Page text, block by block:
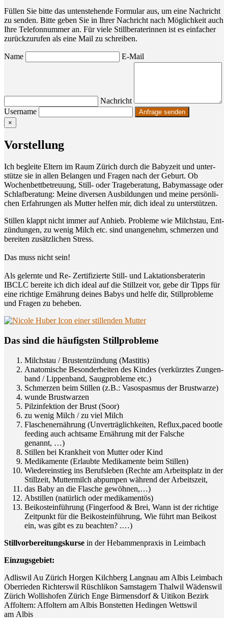
Füllen Sie bitte das untenstehende Formular aus, um eine Nachricht
zu senden. Bitte geben Sie in Ihrer Nachricht nach Möglichkeit auch
Ihre Telefonnummer an. Für viele Stillberaterinnen ist es einfacher
zurückzurufen als eine Mail zu schreiben.
Name E-Mail
Nachricht
Username
×
Vor­stel­lung
Ich beglei­te Eltern im Raum Zürich durch die Baby­zeit und unter­
stüt­ze sie in allen Belan­gen und Fra­gen nach der Geburt. Ob
Wochen­bett­be­treu­ung, Still- oder Tra­ge­be­ra­tung, Baby­mas­sa­ge oder
Schlaf­be­ra­tung: Mei­ne diver­sen Aus­bil­dun­gen und mei­ne per­sön­li­
chen Erfah­run­gen als Mut­ter hel­fen mir, dich ide­al zu unterstützen.
Stil­len klappt nicht immer auf Anhieb. Pro­ble­me wie Milch­stau, Ent­
zün­dun­gen, zu wenig Milch etc. sind unan­ge­nehm, schmer­zen und
berei­ten zusätz­li­chen Stress.
Das muss nicht sein!
Als gelern­te und Re- Zer­ti­fi­zier­te Still- und Lak­ta­ti­ons­be­ra­te­rin
IBCLC berei­te ich dich ide­al auf die Still­zeit vor, gebe dir Tipps für
eine rich­ti­ge Ernäh­rung dei­nes Babys und hel­fe dir, Still­pro­ble­me
und Fra­gen zu beheben.
Das sind die häu­figs­ten Stillprobleme
Milch­stau / Brust­ent­zün­dung (Masti­tis)
Ana­to­mi­sche Beson­der­hei­ten des Kin­des (ver­kürz­tes Zun­gen­
band / Lip­pen­band, Saug­pro­ble­me etc.)
Schmer­zen beim Stil­len (z.B.: Vaso­spas­mus der Brustwarze)
wun­de Brustwarzen
Pilz­in­fek­ti­on der Brust (Soor)
zu wenig Milch / zu viel Milch
Fla­schen­er­näh­rung (Unver­träg­lich­kei­ten, Reflux,paced boot­le
fee­ding auch acht­sa­me Ernäh­rung mit der Fal­sche
genannt, …)
Stil­len bei Krank­heit von Mut­ter oder Kind
Medi­ka­men­te (Erlaub­te Medi­ka­men­te beim Stillen)
Wie­der­ein­stieg ins Berufs­le­ben (Rech­te am Arbeits­platz in der
Still­zeit, Mut­ter­milch abpum­pen wäh­rend der Arbeitszeit,
das Baby an die Fla­sche gewöhnen,…)
Abstil­len (natür­lich oder medikamentös)
Bei­ko­stein­füh­rung (Fin­ger­food & Brei, Wann ist der rich­ti­ge
Zeit­punkt für die Bei­ko­stein­füh­rung, Wie führt man Bei­kost
ein, was gibt es zu beachten? .…)
Still­vor­be­rei­tungs­kur­se in der Heb­am­men­pra­xis in Leimbach
Ein­zugs­ge­biet:
Adlis­wil Au Zürich Hor­gen Kilch­berg Lang­nau am Albis Leim­bach
Ober­rie­den Rich­ters­wil Rüsch­li­kon Sams­ta­gern Thal­wil Wädens­wil
Zürich Wol­lis­ho­fen Zürich Enge Bir­mensdorf & Uiti­kon Bezirk
Affol­tern: Affol­tern am Albis Bon­stet­ten Hedin­gen Wett­s­wil
am Albis